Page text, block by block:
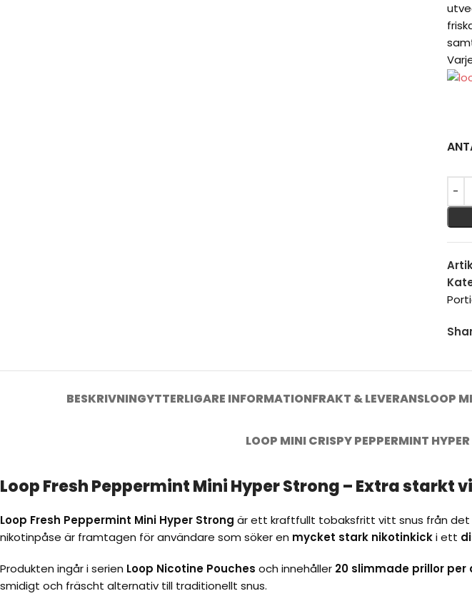
BESKRIVNINGYTTERLIGARE INFORMATIONFRAKT & LEVERANSLOOP
LOOP MINI CRISPY PEPPERMINT
Loop Fresh Peppermint Mini Hyper Strong – Extra starkt
Loop Fresh Peppermint Mini Hyper Strong är ett kraftfullt tobaksfritt vitt snus från det
nikotinpåse är framtagen för användare som söker en mycket stark nikotinkicki ett
Produkten ingår i serien Loop Nicotine Pouches och innehåller 20 slimmade prillor per
smidigt och fräscht alternativ till traditionellt snus.